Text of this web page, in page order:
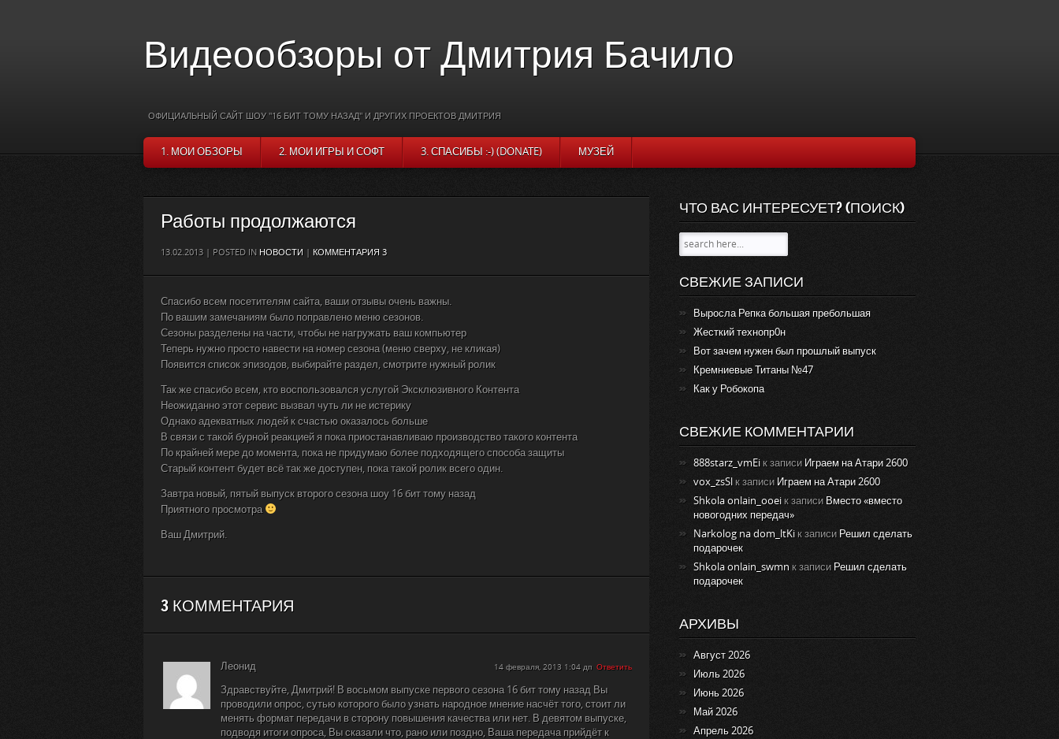
Видеообзоры от Дмитрия Бачило
ОФИЦИАЛЬНЫЙ САЙТ ШОУ "16 БИТ ТОМУ НАЗАД" И ДРУГИХ ПРОЕКТОВ ДМИТРИЯ
1. МОИ ОБЗОРЫ 2. МОИ ИГРЫ И СОФТ 3. СПАСИБЫ :-) (DONATE) МУЗЕЙ
Работы продолжаются
13.02.2013 | POSTED IN НОВОСТИ | КОММЕНТАРИЯ 3
Спасибо всем посетителям сайта, ваши отзывы очень важны.
По вашим замечаниям было поправлено меню сезонов.
Сезоны разделены на части, чтобы не нагружать ваш компьютер
Теперь нужно просто навести на номер сезона (меню сверху, не кликая)
Появится список эпизодов, выбирайте раздел, смотрите нужный ролик
Так же спасибо всем, кто воспользовался услугой Эксклюзивного Контента
Неожиданно этот сервис вызвал чуть ли не истерику
Однако адекватных людей к счастью оказалось больше
В связи с такой бурной реакцией я пока приостанавливаю производство такого контента
По крайней мере до момента, пока не придумаю более подходящего способа защиты
Старый контент будет всё так же доступен, пока такой ролик всего один.
Завтра новый, пятый выпуск второго сезона шоу 16 бит тому назад
Приятного просмотра
Ваш Дмитрий.
3 КОММЕНТАРИЯ
Леонид 14 февраля, 2013 1:04 дп Ответить
Здравствуйте, Дмитрий! В восьмом выпуске первого сезона 16 бит тому назад Вы
проводили опрос, сутью которого было узнать народное мнение насчёт того, стоит ли
менять формат передачи в сторону повышения качества или нет. В девятом выпуске,
подводя итоги опроса, Вы сказали что, рано или поздно, Ваша передача прийдёт к
ЧТО ВАС ИНТЕРЕСУЕТ? (ПОИСК)
СВЕЖИЕ ЗАПИСИ
Выросла Репка большая пребольшая
Жесткий технопр0н
Вот зачем нужен был прошлый выпуск
Кремниевые Титаны №47
Как у Робокопа
СВЕЖИЕ КОММЕНТАРИИ
888starz_vmEi к записи Играем на Атари 2600
vox_zsSl к записи Играем на Атари 2600
Shkola onlain_ooei к записи Вместо «вместо
новогодних передач»
Narkolog na dom_ltKi к записи Решил сделать
подарочек
Shkola onlain_swmn к записи Решил сделать
подарочек
АРХИВЫ
Август 2026
Июль 2026
Июнь 2026
Май 2026
Апрель 2026